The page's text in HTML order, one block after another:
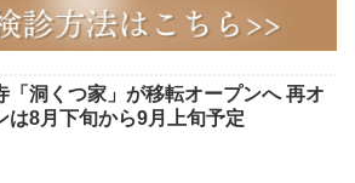
「洞くつ家」が移転オープンへ 再オ
は8月下旬から9月上旬予定